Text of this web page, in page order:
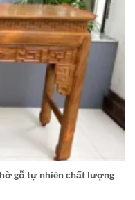
gỗ tự nhiên chất lượng